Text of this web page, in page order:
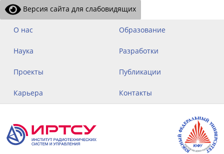
Версия сайта для слабовидящих
О нас Образование
Наука Разработки
Проекты Публикации
Карьера Контакты